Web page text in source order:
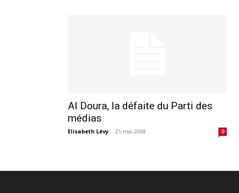
Al Doura, la défaite du Parti des
médias
Elisabeth Lévy - 21 mai 2008 0